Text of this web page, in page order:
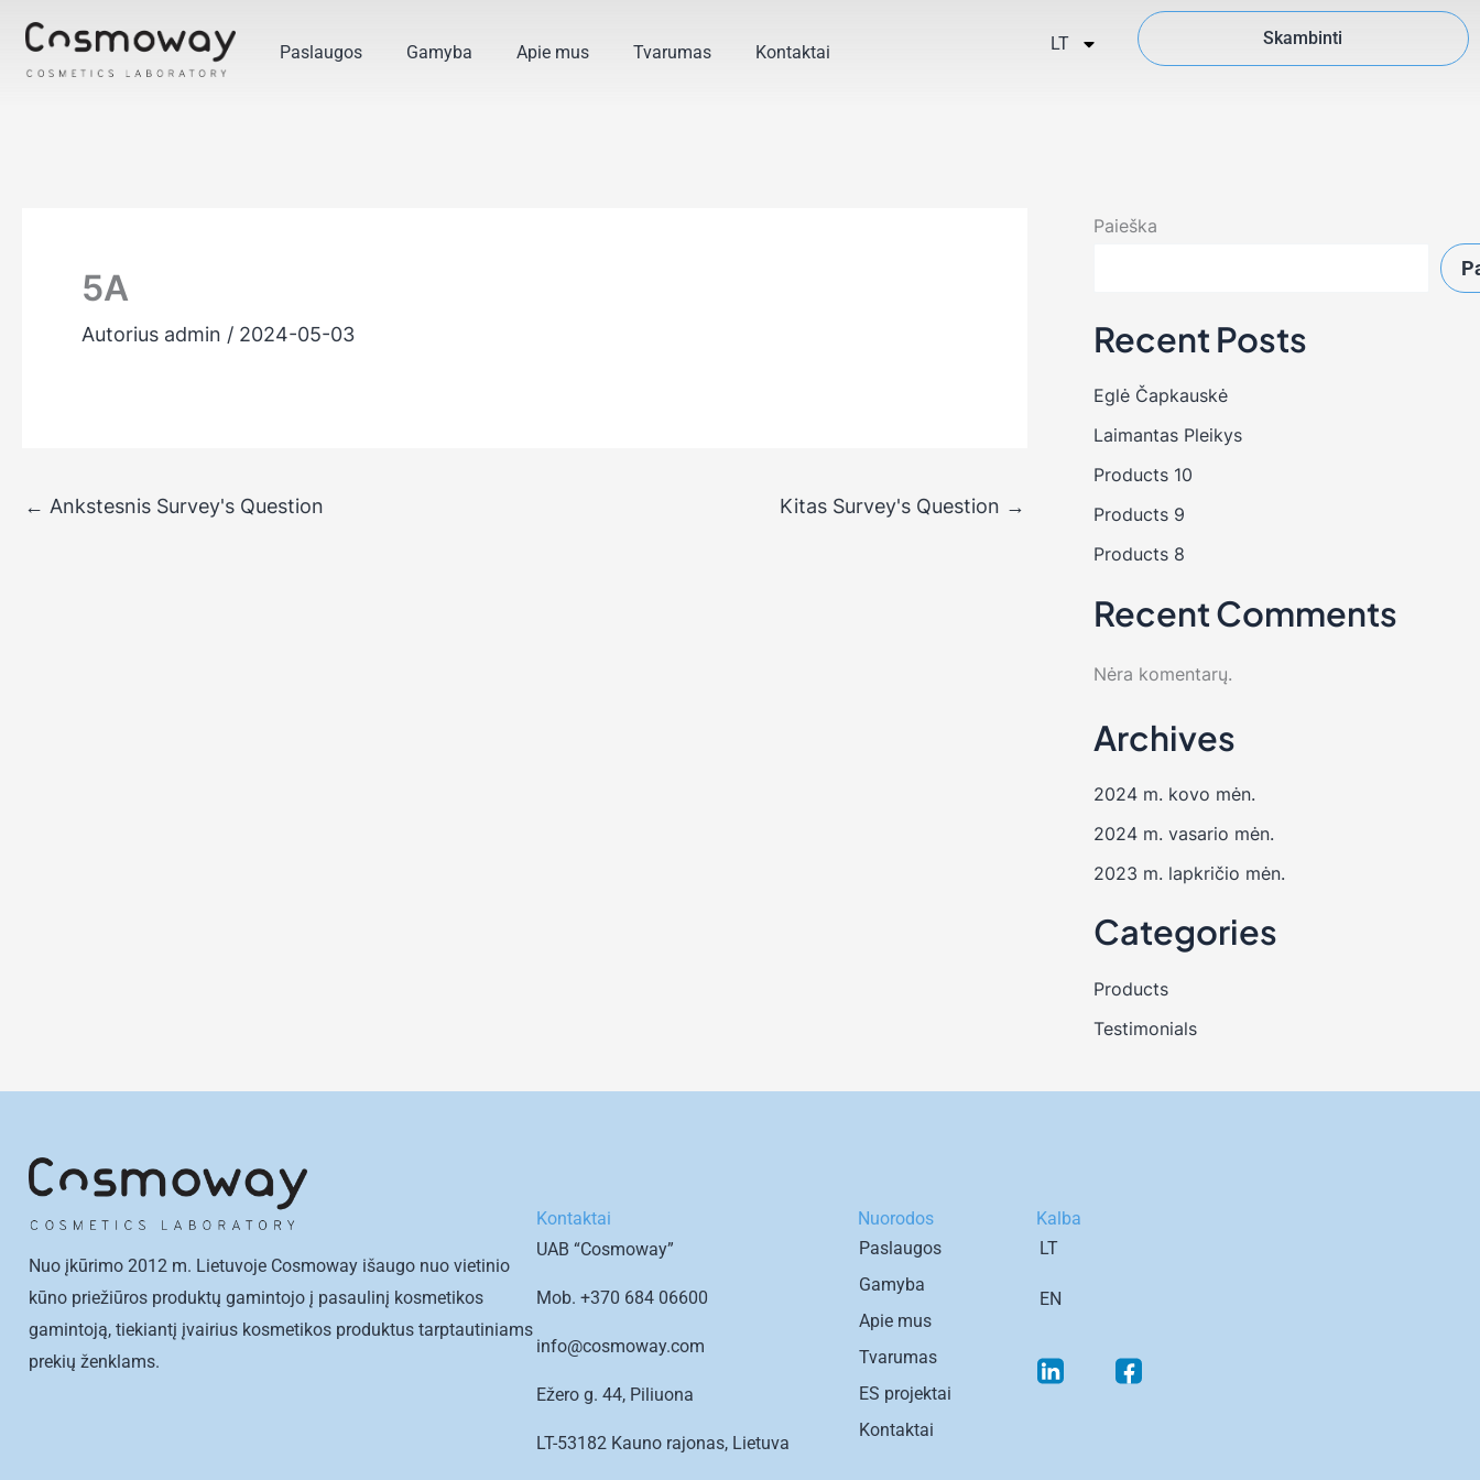
Pereiti
prie
Paslaugos Gamyba Apie mus Tvarumas Kontaktai LT Skambinti
5A
Autorius admin / 2024-05-03
← Ankstesnis Survey's Question Kitas Survey's Question →
Paieška
Recent Posts
Eglė Čapkauskė
Laimantas Pleikys
Products 10
Products 9
Products 8
Recent Comments
Nėra komentarų.
Archives
2024 m. kovo mėn.
2024 m. vasario mėn.
2023 m. lapkričio mėn.
Categories
Products
Testimonials
Nuo įkūrimo 2012 m. Lietuvoje Cosmoway išaugo nuo vietinio
kūno priežiūros produktų gamintojo į pasaulinį kosmetikos
gamintoją, tiekiantį įvairius kosmetikos produktus tarptautiniams
prekių ženklams.
Kontaktai
UAB “Cosmoway”
Mob. +370 684 06600
info@cosmoway.com
Ežero g. 44, Piliuona
LT-53182 Kauno rajonas, Lietuva
Nuorodos
Paslaugos
Gamyba
Apie mus
Tvarumas
ES projektai
Kontaktai
Kalba
LT
EN